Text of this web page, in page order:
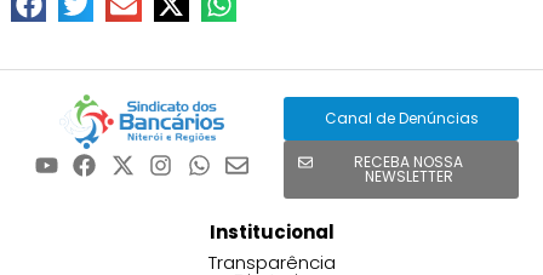
Canal de Denúncias
RECEBA NOSSA
NEWSLETTER
Institucional
Transparência